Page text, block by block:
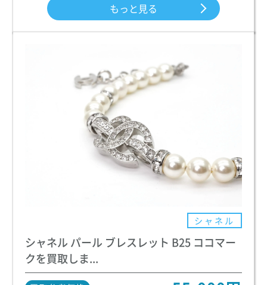
もっと見る
シャネル
シャネル パール ブレスレット B25 ココマー
クを買取しま...